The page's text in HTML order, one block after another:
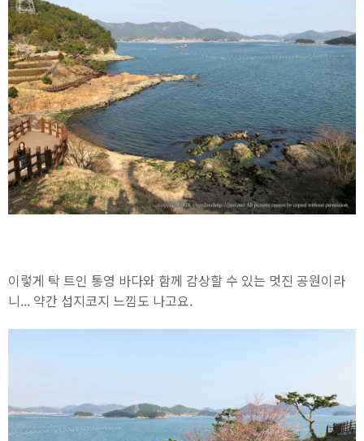
이렇게 탁 트인 통영 바다와 함께 감상할 수 있는 멋진 공원이라
니... 약간 섭지코지 느낌도 나고요.